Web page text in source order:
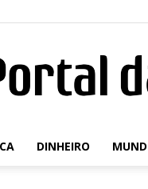
DINHEIRO